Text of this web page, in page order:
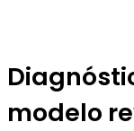
modelo